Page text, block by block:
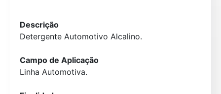
Descrição
Detergente Automotivo Alcalino.
Campo de Aplicação
Linha Automotiva.